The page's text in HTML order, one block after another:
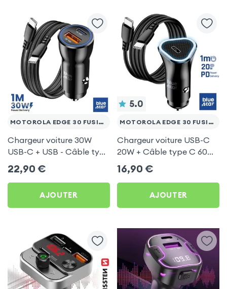
MOTOROLA EDGE 30 FUSION
Chargeur voiture 30W
USB-C + USB - Câble type
C 60W Blue Star pour
Motorola Edge 30 Fusion
22,90 €
AJOUTER
5.0
MOTOROLA EDGE 30 FUSION
Chargeur voiture USB-C
20W + Câble type C 60W
Blue Star pour Motorola
Edge 30 Fusion
16,90 €
AJOUTER